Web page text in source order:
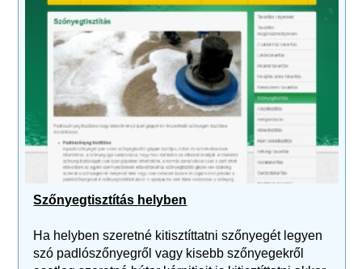
Szőnyegtisztítás helyben
Ha helyben szeretné kitisztíttatni szőnyegét legyen
szó padlószőnyegről vagy kisebb szőnyegekről